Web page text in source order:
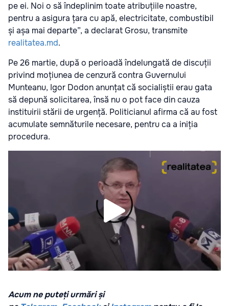
pe ei. Noi o să îndeplinim toate atribuțiile noastre,
pentru a asigura țara cu apă, electricitate, combustibil
și așa mai departe”, a declarat Grosu, transmite
realitatea.md.
Pe 26 martie, după o perioadă îndelungată de discuții
privind moțiunea de cenzură contra Guvernului
Munteanu, Igor Dodon anunțat că socialiștii erau gata
să depună solicitarea, însă nu o pot face din cauza
instituirii stării de urgență. Politicianul afirma că au fost
acumulate semnăturile necesare, pentru ca a iniția
procedura.
Acum ne puteți urmări și